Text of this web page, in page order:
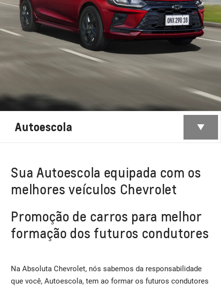
Autoescola
Sua Autoescola equipada com os
melhores veículos Chevrolet
Promoção de carros para melhor
formação dos futuros condutores
Na Absoluta Chevrolet, nós sabemos da responsabilidade
que você, Autoescola, tem ao formar os futuros condutores